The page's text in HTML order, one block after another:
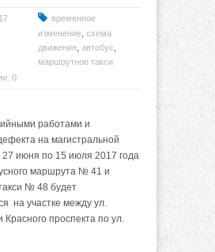
временное
изменение, схема
движения, автобус,
маршрутное такси
0
работами и
на магистральной
27 июня по 15 июля 2017 года
маршрута № 41 и
№ 48 будет
на участке между ул.
Красного проспекта по ул.